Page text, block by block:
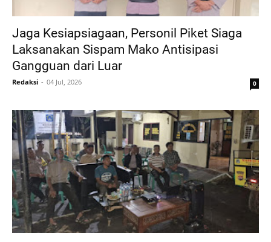
Jaga Kesiapsiagaan, Personil Piket Siaga
Laksanakan Sispam Mako Antisipasi
Gangguan dari Luar
Redaksi 04 Jul, 2026 0